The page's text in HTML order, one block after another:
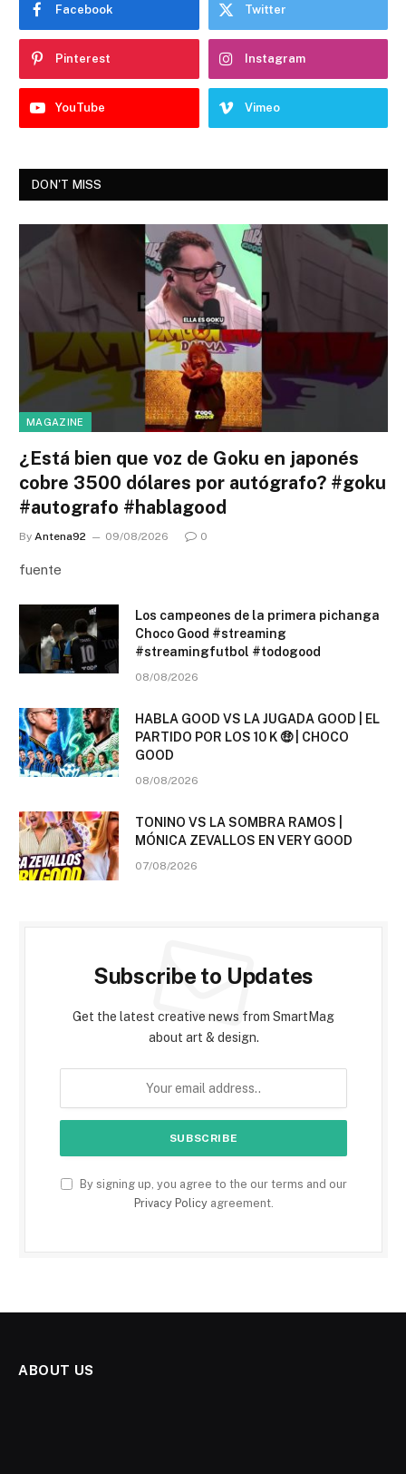
Facebook Twitter
Pinterest Instagram
YouTube Vimeo
DON'T MISS
MAGAZINE
¿Está bien que voz de Goku en japonés
cobre 3500 dólares por autógrafo? #goku
#autografo #hablagood
By Antena92 09/08/2026 0
fuente
Los campeones de la primera pichanga
Choco Good #streaming
#streamingfutbol #todogood
08/08/2026
HABLA GOOD VS LA JUGADA GOOD | EL
PARTIDO POR LOS 10 K 🤑 | CHOCO
GOOD
08/08/2026
TONINO VS LA SOMBRA RAMOS |
MÓNICA ZEVALLOS EN VERY GOOD
07/08/2026
Subscribe to Updates
Get the latest creative news from SmartMag
about art & design.
By signing up, you agree to the our terms and our
Privacy Policyagreement.
ABOUT US